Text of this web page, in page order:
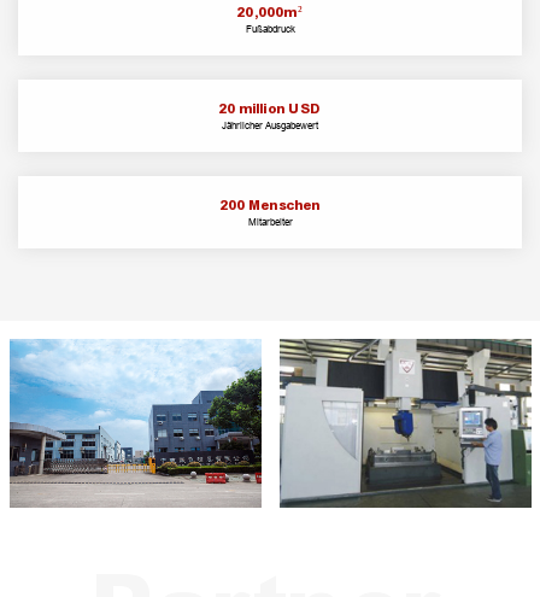
20,000m²
Fußabdruck
20 million USD
Jährlicher Ausgabewert
200 Menschen
Mitarbeiter